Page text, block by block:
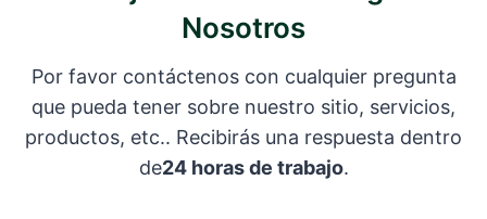
Nosotros
Por favor contáctenos con cualquier pregunta
que pueda tener sobre nuestro sitio, servicios,
productos, etc.. Recibirás una respuesta dentro
de24 horas de trabajo.